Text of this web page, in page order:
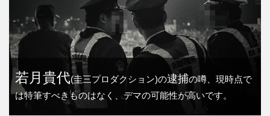
若月貴代(圭三プロダクション)の逮捕の噂、現時点で
は特筆すべきものはなく、デマの可能性が高いです。